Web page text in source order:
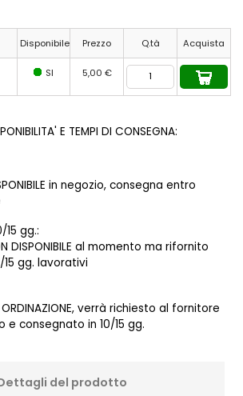
Disponibile Prezzo Q.tà Acquista
SI 5,00 €
E TEMPI DI CONSEGNA:
in negozio, consegna entro
15 gg.:
DISPONIBILE al momento ma rifornito
gg. lavorativi
verrà richiesto al fornitore
consegnato in 10/15 gg.
del prodotto